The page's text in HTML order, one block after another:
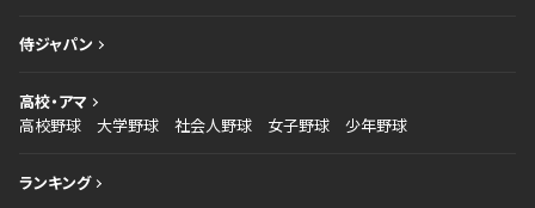
侍ジャパン
高校・アマ
高校野球
大学野球 社会人野球 女子野球 少年野球
ランキング